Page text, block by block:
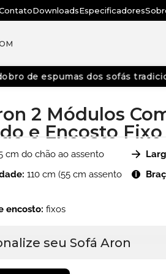
DownloadsEspecificadores
de espumas dos sofás tradicionais
2 Módulos
e Encosto Fixo
cm do chão ao assento
110 cm (55 cm assento
encosto: fixos
seu Sofá Aron